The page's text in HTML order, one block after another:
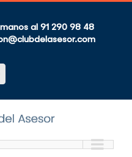
al 91 290 98 48